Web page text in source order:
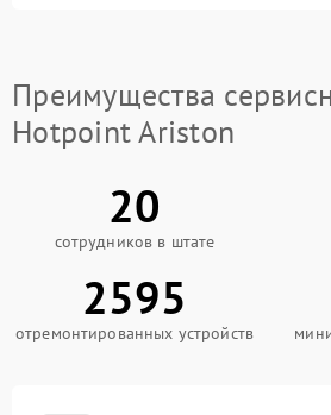
Преимущества
Hotpoint Ariston
20
сотрудников в штате
2595
отремонтированных устройств